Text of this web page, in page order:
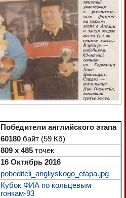
Победители английского этапа
60180 байт (59 Кб)
809 x 485 точек
16 Октябрь 2016
pobediteli_angliyskogo_etapa.jpg
Кубок ФИА по кольцевым
гонкам-93